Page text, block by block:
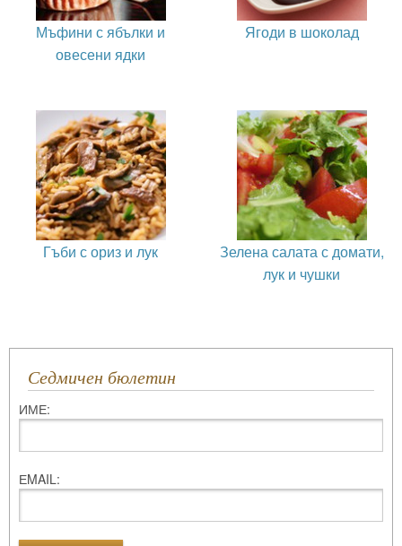
Мъфини с ябълки и
овесени ядки
Ягоди в шоколад
Гъби с ориз и лук
Зелена салата с домати,
лук и чушки
Седмичен бюлетин
ИМЕ:
ЕMAIL: